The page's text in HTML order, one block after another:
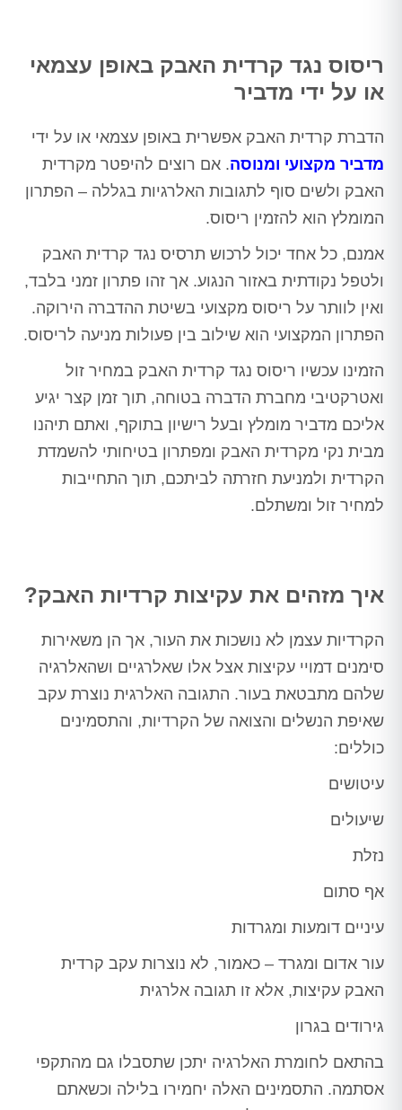
ריסוס נגד קרדית האבק באופן עצמאי
או על ידי מדביר
הדברת קרדית האבק אפשרית באופן עצמאי או על ידי
מדביר מקצועי ומנוסה. אם רוצים להיפטר מקרדית
האבק ולשים סוף לתגובות האלרגיות בגללה – הפתרון
המומלץ הוא להזמין ריסוס.
אמנם, כל אחד יכול לרכוש תרסיס נגד קרדית האבק
ולטפל נקודתית באזור הנגוע. אך זהו פתרון זמני בלבד,
ואין לוותר על ריסוס מקצועי בשיטת ההדברה הירוקה.
הפתרון המקצועי הוא שילוב בין פעולות מניעה לריסוס.
הזמינו עכשיו ריסוס נגד קרדית האבק במחיר זול
ואטרקטיבי מחברת הדברה בטוחה, תוך זמן קצר יגיע
אליכם מדביר מומלץ ובעל רישיון בתוקף, ואתם תיהנו
מבית נקי מקרדית האבק ומפתרון בטיחותי להשמדת
הקרדית ולמניעת חזרתה לביתכם, תוך התחייבות
למחיר זול ומשתלם.
איך מזהים את עקיצות קרדיות האבק?
הקרדיות עצמן לא נושכות את העור, אך הן משאירות
סימנים דמויי עקיצות אצל אלו שאלרגיים ושהאלרגיה
שלהם מתבטאת בעור. התגובה האלרגית נוצרת עקב
שאיפת הנשלים והצואה של הקרדיות, והתסמינים
כוללים:
עיטושים
שיעולים
נזלת
אף סתום
עיניים דומעות ומגרדות
עור אדום ומגרד – כאמור, לא נוצרות עקב קרדית
האבק עקיצות, אלא זו תגובה אלרגית
גירודים בגרון
בהתאם לחומרת האלרגיה יתכן שתסבלו גם מהתקפי
אסתמה. התסמינים האלה יחמירו בלילה וכשאתם